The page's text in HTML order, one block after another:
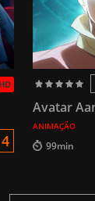
HD
ANIMAÇÃO
99min